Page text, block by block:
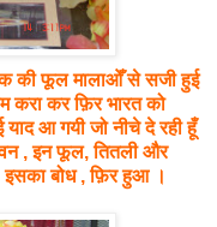
की फूल मालाओँ से सजी हुई
करा कर फ़िर भारत को
याद आ गयी जो नीचे दे रही हूँ
, इन फूल, तितली और
बोध , फ़िर हुआ ।